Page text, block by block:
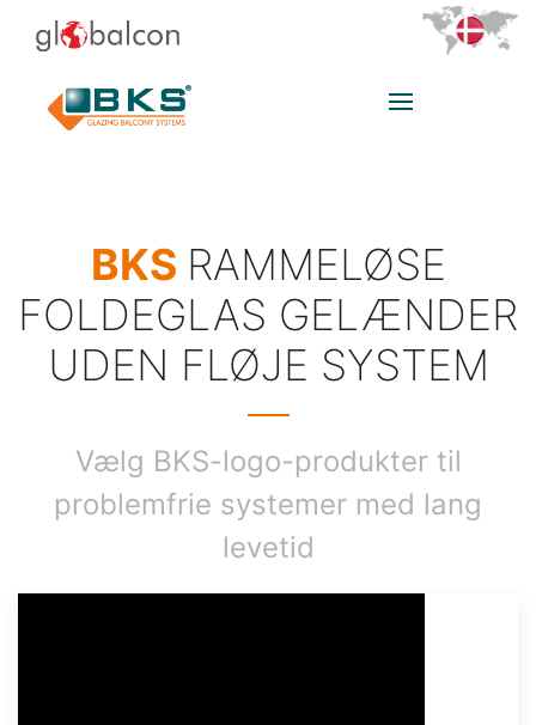
BKS RAMMELØSE
FOLDEGLAS GELÆNDER
UDEN FLØJE SYSTEM
Vælg BKS-logo-produkter til
problemfrie systemer med lang
levetid